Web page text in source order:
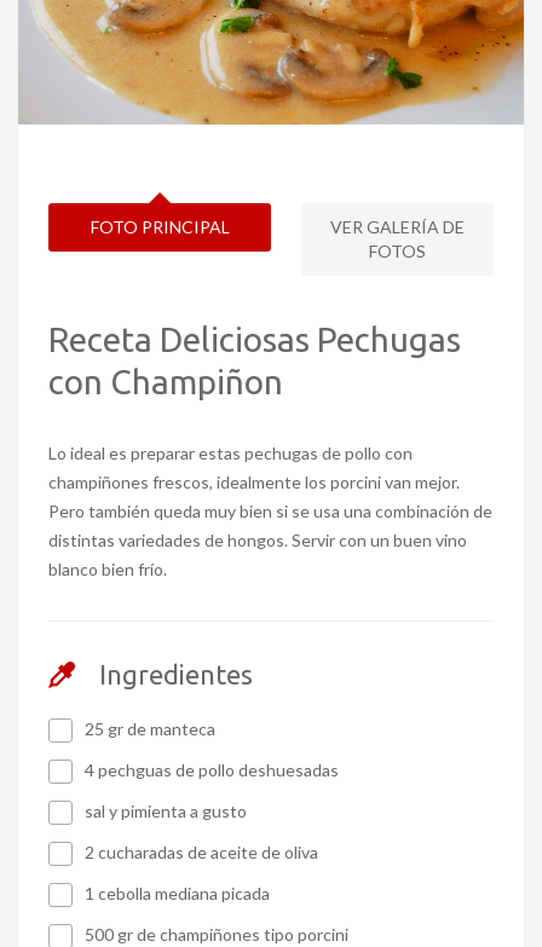
FOTO PRINCIPAL
VER GALERÍA DE
FOTOS
Receta Deliciosas Pechugas
con Champiñon
Lo ideal es preparar estas pechugas de pollo con
champiñones frescos, idealmente los porcini van mejor.
Pero también queda muy bien si se usa una combinación de
distintas variedades de hongos. Servir con un buen vino
blanco bien frío.
Ingredientes
25 gr de manteca
4 pechguas de pollo deshuesadas
sal y pimienta a gusto
2 cucharadas de aceite de oliva
1 cebolla mediana picada
500 gr de champiñones tipo porcini